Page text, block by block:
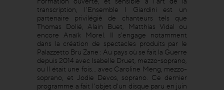
transcription, l'Ensemble I Giardini est un
partenaire privilégié de chanteurs tels que
Thomas Dolié, Alain Buet, Matthias Vidal ou
encore Anaïk Morel. Il s'engage notamment
dans la création de spectacles produits par le
Palazzetto Bru Zane : Au pays où se fait la Guerre
depuis 2014 avec Isabelle Druet, mezzo-soprano,
ou Il était une fois… avec Caroline Meng, mezzo-
soprano, et Jodie Devos, soprano. Ce dernier
programme a fait l'objet d'un disque paru en juin